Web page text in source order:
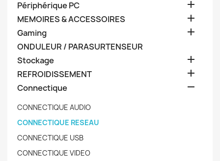
Périphérique PC 
MEMOIRES & ACCESSOIRES 
Gaming 
ONDULEUR / PARASURTENSEUR
Stockage

REFROIDISSEMENT 
Connectique 
CONNECTIQUE AUDIO
CONNECTIQUE RESEAU
CONNECTIQUE USB
CONNECTIQUE VIDEO